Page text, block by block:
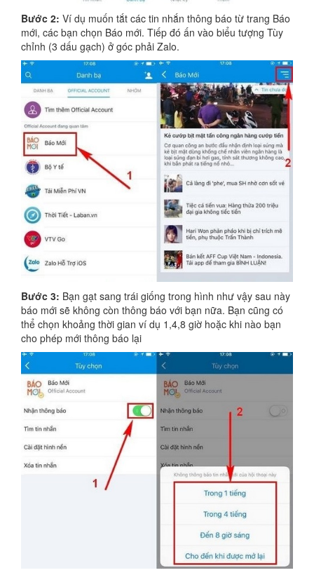
Bước 2: Ví dụ muốn tắt các tin nhắn thông báo từ trang Báo
mới, các bạn chọn Báo mới. Tiếp đó ấn vào biểu tượng Tùy
chỉnh (3 dấu gạch) ở góc phải Zalo.
Bước 3: Bạn gạt sang trái giống trong hình như vậy sau này
báo mới sẽ không còn thông báo với bạn nữa. Bạn cũng có
thể chọn khoảng thời gian ví dụ 1,4,8 giờ hoặc khi nào bạn
cho phép mới thông báo lại